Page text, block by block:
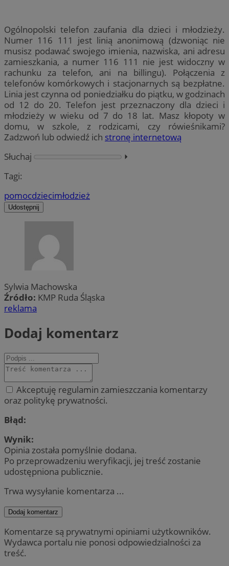
Ogólnopolski telefon zaufania dla dzieci i młodzieży.
Numer 116 111 jest linią anonimową (dzwoniąc nie
musisz podawać swojego imienia, nazwiska, ani adresu
zamieszkania, a numer 116 111 nie jest widoczny w
rachunku za telefon, ani na billingu). Połączenia z
telefonów komórkowych i stacjonarnych są bezpłatne.
Linia jest czynna od poniedziałku do piątku, w godzinach
od 12 do 20. Telefon jest przeznaczony dla dzieci i
młodzieży w wieku od 7 do 18 lat. Masz kłopoty w
domu, w szkole, z rodzicami, czy rówieśnikami?
Zadzwoń lub odwiedź ich stronę internetową
Słuchaj
⏵︎
Tagi:
pomocdziecimłodzież
Udostępnij
Sylwia Machowska
Źródło: KMP Ruda Śląska
reklama
Dodaj komentarz
Akceptuję regulamin zamieszczania komentarzy
oraz politykę prywatności.
Błąd:
Wynik:
Opinia została pomyślnie dodana.
Po przeprowadzeniu weryfikacji, jej treść zostanie
udostępniona publicznie.
Trwa wysyłanie komentarza ...
Dodaj komentarz
Komentarze są prywatnymi opiniami użytkowników.
Wydawca portalu nie ponosi odpowiedzialności za
treść.